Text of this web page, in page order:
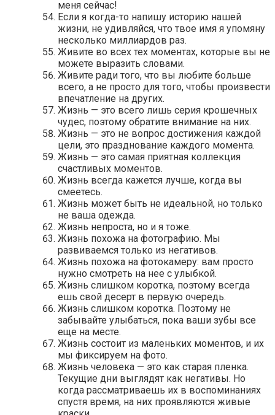
меня сейчас!
Если я когда-то напишу историю нашей
жизни, не удивляйся, что твое имя я упомяну
несколько миллиардов раз.
Живите во всех тех моментах, которые вы не
можете выразить словами.
Живите ради того, что вы любите больше
всего, а не просто для того, чтобы произвести
впечатление на других.
Жизнь — это всего лишь серия крошечных
чудес, поэтому обратите внимание на них.
Жизнь — это не вопрос достижения каждой
цели, это празднование каждого момента.
Жизнь — это самая приятная коллекция
счастливых моментов.
Жизнь всегда кажется лучше, когда вы
смеетесь.
Жизнь может быть не идеальной, но только
не ваша одежда.
Жизнь непроста, но и я тоже.
Жизнь похожа на фотографию. Мы
развиваемся только из негативов.
Жизнь похожа на фотокамеру: вам просто
нужно смотреть на нее с улыбкой.
Жизнь слишком коротка, поэтому всегда
ешь свой десерт в первую очередь.
Жизнь слишком коротка. Поэтому не
забывайте улыбаться, пока ваши зубы все
еще на месте.
Жизнь состоит из маленьких моментов, и их
мы фиксируем на фото.
Жизнь человека — это как старая пленка.
Текущие дни выглядят как негативы. Но
когда рассматриваешь их в воспоминаниях
спустя время, на них проявляются живые